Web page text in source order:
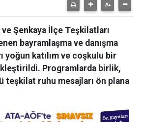
Şenkaya İlçe Teşkilatları
bayramlaşma ve danışma
yoğun katılım ve coşkulu bir
Programlarda birlik,
teşkilat ruhu mesajları ön plana